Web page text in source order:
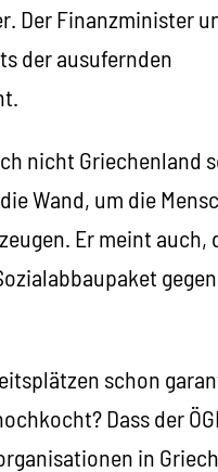
Der Finanzminister
der ausufernden
nicht Griechenland
Wand, um die
Er meint auch,
schon
Dass der
in